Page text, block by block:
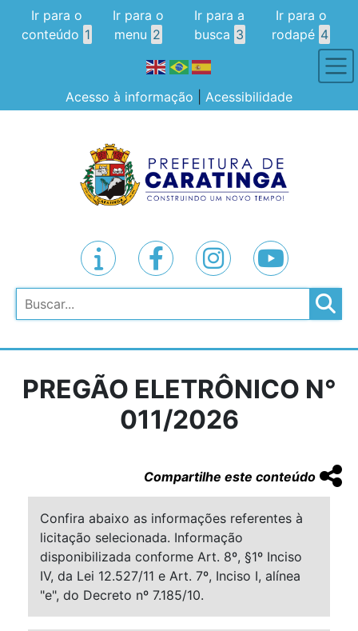
Ir para o
conteúdo 1
Ir para o
menu 2
Ir para a
busca 3
Ir para o
rodapé 4
Acesso à informação Acessibilidade
Pesquisar
PREGÃO ELETRÔNICO N°
011/2026
Compartilhe este conteúdo
Confira abaixo as informações referentes à
licitação selecionada. Informação
disponibilizada conforme Art. 8º, §1º Inciso
IV, da Lei 12.527/11 e Art. 7º, Inciso I, alínea
"e", do Decreto nº 7.185/10.